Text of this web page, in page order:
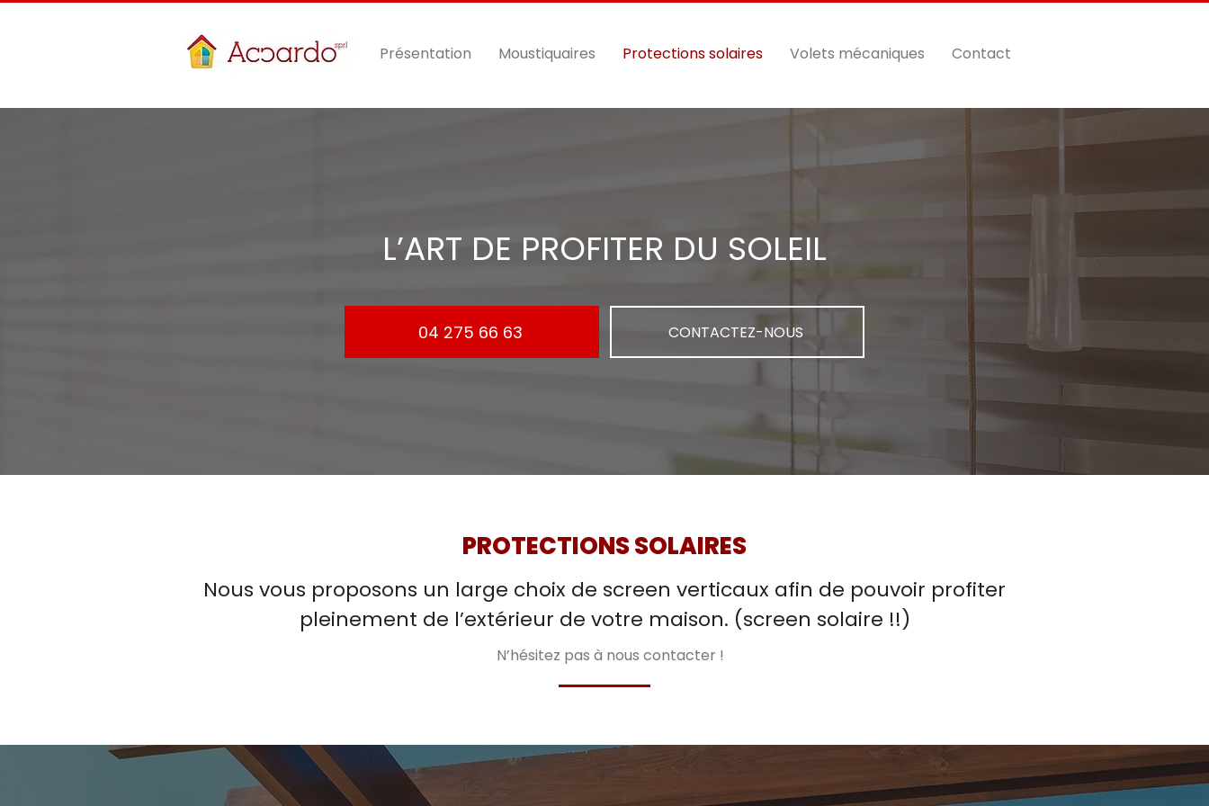
Présentation Moustiquaires Protections solaires Volets mécaniques Contact
L’ART DE PROFITER DU SOLEIL
04 275 66 63 CONTACTEZ-NOUS
PROTECTIONS SOLAIRES
Nous vous proposons un large choix de screen verticaux afin de pouvoir profiter
pleinement de l’extérieur de votre maison. (screen solaire !!)
N’hésitez pas à nous contacter !